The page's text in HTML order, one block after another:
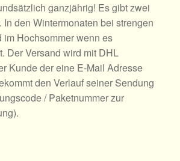
ganzjährig! Es gibt zwei
den Wintermonaten bei strengen
im Hochsommer wenn es
Der Versand wird mit DHL
Kunde der eine E-Mail Adresse
den Verlauf seiner Sendung
/ Paketnummer zur